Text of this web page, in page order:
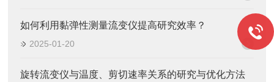
如何利用黏弹性测量流变仪提高研究效率？
2025-01-20
旋转流变仪与温度、剪切速率关系的研究与优化方法